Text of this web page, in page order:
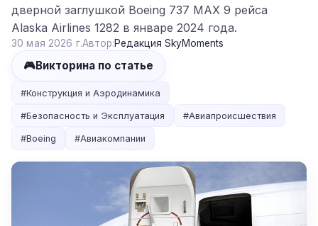
дверной заглушкой Boeing 737 MAX 9 рейса
Alaska Airlines 1282 в январе 2024 года.
30 мая 2026 г.Автор:Редакция SkyMoments
🎮Викторина по статье
#Конструкция и Аэродинамика
#Безопасность и Эксплуатация #Авиапроисшествия
#Boeing #Авиакомпании